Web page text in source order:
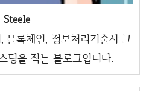
Steele
블록체인, 정보처리기술사 그
팅을 적는 블로그입니다.